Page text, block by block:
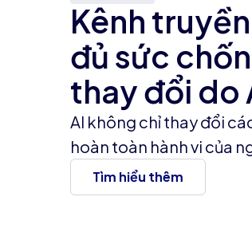
Kênh
đủ sức
thay đổi do
AI không chỉ thay đổi
hoàn toàn hành vi của
Tìm hiểu thêm